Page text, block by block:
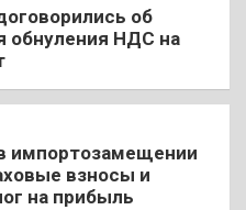
об
обнуления НДС на
импортозамещении
взносы и
на прибыль